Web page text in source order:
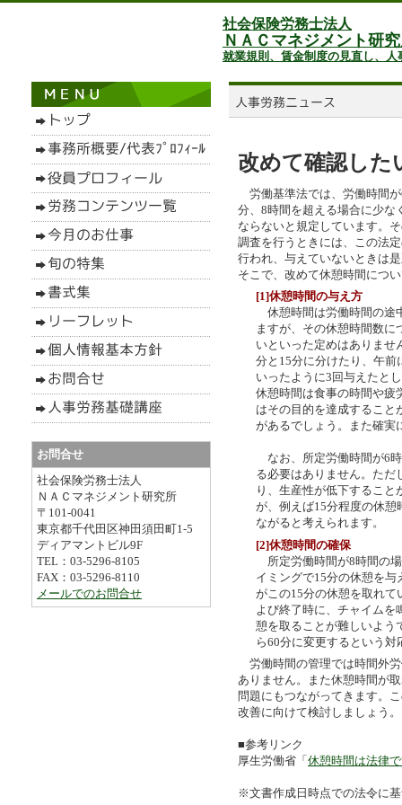
社会保険労務士法人
ＮＡＣマネジメント研
就業規則、賃金制度の見直し、
改めて確認した
労働基準法では、労働時間
分、8時間を超える場合に少な
ならないと規定しています。
調査を行うときには、この法
行われ、与えていないときは
そこで、改めて休憩時間につ
[1]休憩時間の与え方
休憩時間は労働時間の途
ますが、その休憩時間数
いといった定めはありませ
分と15分に分けたり、午前
いったように3回与えたと
休憩時間は食事の時間や疲
はその目的を達成すること
があるでしょう。また確実
なお、所定労働時間が6
る必要はありません。ただ
り、生産性が低下するこ
が、例えば15分程度の休
ながると考えられます。
[2]休憩時間の確保
所定労働時間が8時間の
イミングで15分の休憩を
がこの15分の休憩を取れ
よび終了時に、チャイム
憩を取ることが難しいよう
ら60分に変更するという
労働時間の管理では時間外
ありません。また休憩時間が
問題にもつながってきます。
改善に向けて検討しましょう。
■参考リンク
厚生労働省「 休憩時間は法律
※文書作成日時点での法令に
お問合せ
社会保険労務士法人
ＮＡＣマネジメント研究所
〒101-0041
東京都千代田区神田須田町1-5
ディアマントビル9F
TEL：03-5296-8105
FAX：03-5296-8110
メールでのお問合せ